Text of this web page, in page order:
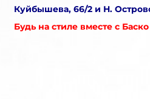
Куйбышева, 66/2 и Н.
Будь на стиле вместе с